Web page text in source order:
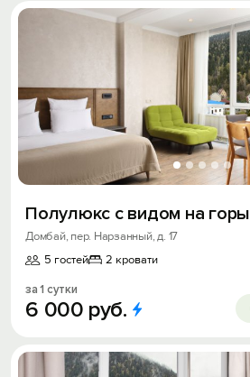
Полулюкс с видом на горы
Домбай, пер. Нарзанный, д. 17
5 гостей
2 кровати
за 1 сутки
6 000 руб.